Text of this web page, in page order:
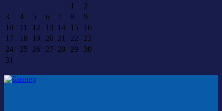
1
2
3
4 5 6 7 8
9
10
11 12 13 14 15
16
17
18 19 20 21 22
23
24
25 26 27 28 29
30
31